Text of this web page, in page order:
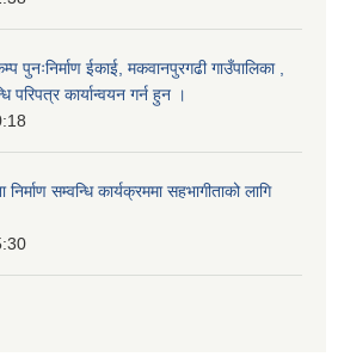
पुनःनिर्माण ईकाई, मकवानपुरगढी गाउँपालिका ,
परिपत्र कार्यान्वयन गर्न हुन ।
निर्माण सम्वन्धि कार्यक्रममा सहभागीताको लागि